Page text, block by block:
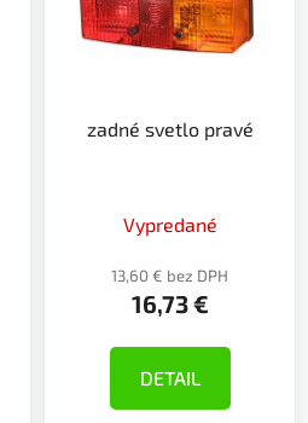
zadné svetlo pravé
Vypredané
13,60 € bez DPH
16,73 €
DETAIL